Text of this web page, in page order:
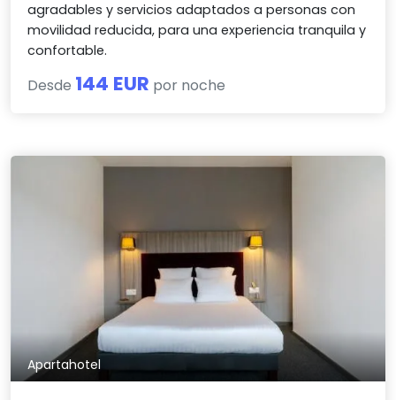
agradables y servicios adaptados a personas con
movilidad reducida, para una experiencia tranquila y
confortable.
Desde 144 EUR por noche
Apartahotel